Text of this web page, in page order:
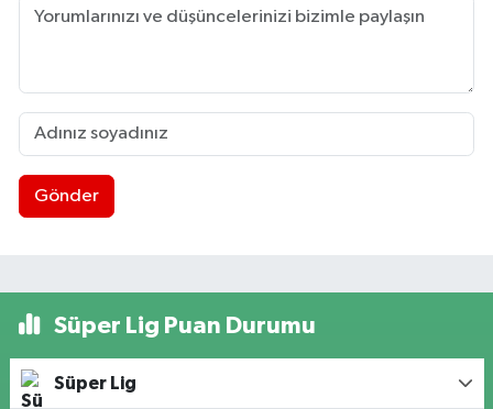
Gönder
Süper Lig Puan Durumu
Süper Lig